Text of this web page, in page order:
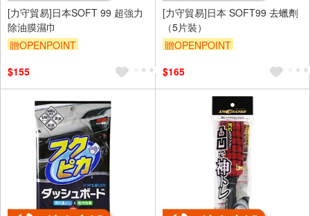
[力守貿易]日本SOFT 99 超強力
除油膜濕巾
贈OPENPOINT
$155
[力守貿易]日本 SOFT99 去蠟劑
（5片裝）
贈OPENPOINT
$165